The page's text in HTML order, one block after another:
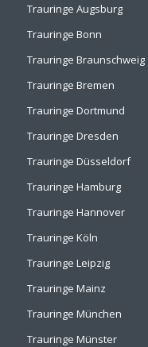
Trauringe Augsburg
Trauringe Bonn
Trauringe Braunschweig
Trauringe Bremen
Trauringe Dortmund
Trauringe Dresden
Trauringe Düsseldorf
Trauringe Hamburg
Trauringe Hannover
Trauringe Köln
Trauringe Leipzig
Trauringe Mainz
Trauringe München
Trauringe Münster